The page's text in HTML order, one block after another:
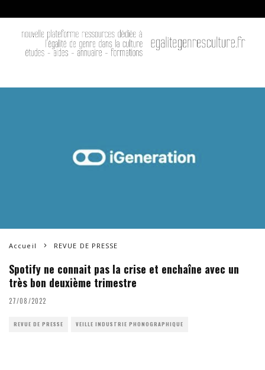
Accueil REVUE DE PRESSE
Spotify ne connait pas la crise et enchaîne avec un
très bon deuxième trimestre
27/08/2022
REVUE DE PRESSE VEILLE INDUSTRIE PHONOGRAPHIQUE